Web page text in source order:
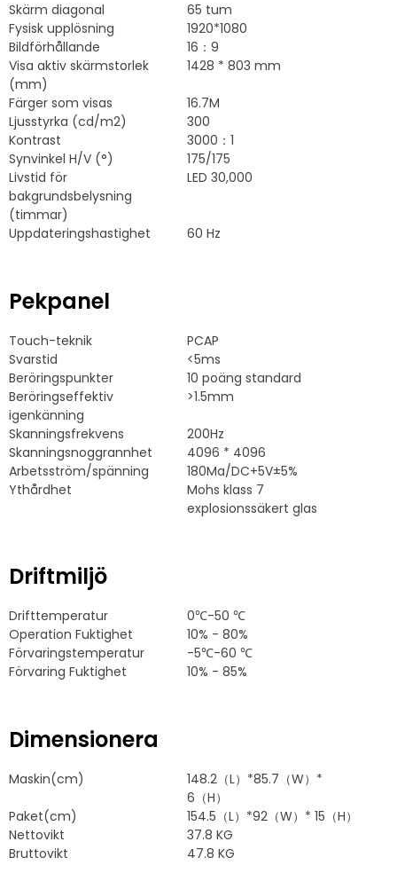
Skärm diagonal
65 tum
Fysisk upplösning
1920*1080
Bildförhållande
16：9
Visa aktiv skärmstorlek
(mm)
1428 * 803 mm
Färger som visas
16.7M
Ljusstyrka (cd/m2)
300
Kontrast
3000：1
Synvinkel H/V (°)
175/175
Livstid för
bakgrundsbelysning
(timmar)
LED 30,000
Uppdateringshastighet 60 Hz
Pekpanel
Touch-teknik
PCAP
Svarstid
<5ms
Beröringspunkter
10 poäng standard
Beröringseffektiv
igenkänning
>1.5mm
Skanningsfrekvens
200Hz
Skanningsnoggrannhet
4096 * 4096
Arbetsström/spänning
180Ma/DC+5V±5%
Ythårdhet
Mohs klass 7
explosionssäkert glas
Driftmiljö
Drifttemperatur
0℃-50 ℃
Operation Fuktighet
10% - 80%
Förvaringstemperatur
-5℃-60 ℃
Förvaring Fuktighet
10% - 85%
Dimensionera
Maskin(cm) 148.2 （L）*85.7（W）*
6（H）
Paket(cm)
154.5 （L）*92（W）* 15（H）
Nettovikt
37.8 KG
Bruttovikt
47.8 KG